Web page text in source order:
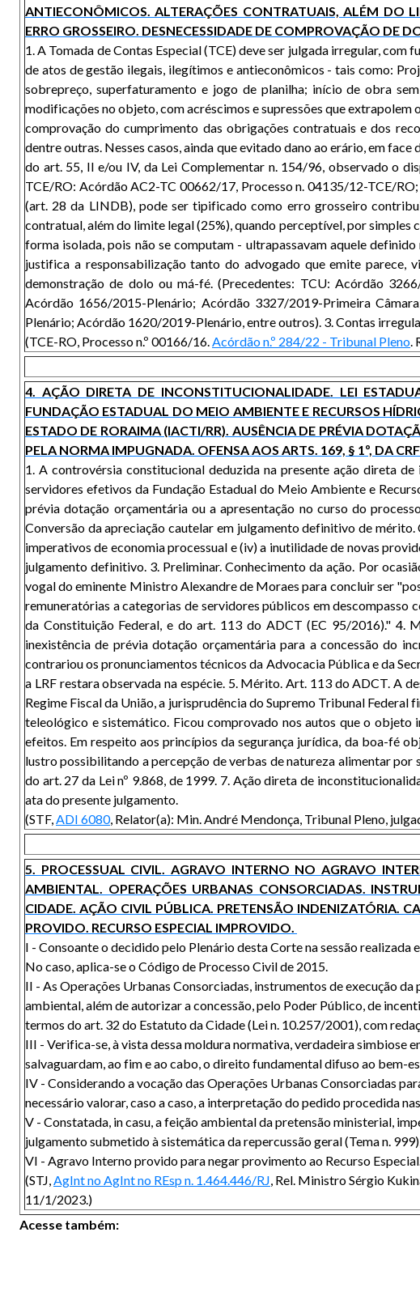
ANTIECONÔMICOS. ALTERAÇÕES CONTRATUAIS, ALÉM DO
ERRO GROSSEIRO. DESNECESSIDADE DE COMPROVAÇÃO DE
1. A Tomada de Contas Especial (TCE) deve ser julgada irregular,
de atos de gestão ilegais, ilegítimos e antieconômicos - tais como:
sobrepreço, superfaturamento e jogo de planilha; início de obra
modificações no objeto, com acréscimos e supressões que
comprovação do cumprimento das obrigações contratuais e dos
dentre outras. Nesses casos, ainda que evitado dano ao erário, em
do art. 55, II e/ou IV, da Lei Complementar n. 154/96, observado o
TCE/RO: Acórdão AC2-TC 00662/17, Processo n. 04135/12-TCE/
(art. 28 da LINDB), pode ser tipificado como erro grosseiro
contratual, além do limite legal (25%), quando perceptível, por simples
forma isolada, pois não se computam - ultrapassavam aquele
justifica a responsabilização tanto do advogado que emite parece,
demonstração de dolo ou má-fé. (Precedentes: TCU: Acórdão
Acórdão 1656/2015-Plenário; Acórdão 3327/2019-Primeira
Plenário; Acórdão 1620/2019-Plenário, entre outros). 3. Contas
(TCE-RO, Processo n.º 00166/16.Acórdão n.º 284/22 - Tribunal Pleno.
4. AÇÃO DIRETA DE INCONSTITUCIONALIDADE. LEI
FUNDAÇÃO ESTADUAL DO MEIO AMBIENTE E RECURSOS
ESTADO DE RORAIMA (IACTI/RR). AUSÊNCIA DE PRÉVIA
PELA NORMA IMPUGNADA. OFENSA AOS ARTS. 169, § 1º, DA
1. A controvérsia constitucional deduzida na presente ação direta
servidores efetivos da Fundação Estadual do Meio Ambiente e
prévia dotação orçamentária ou a apresentação no curso do
Conversão da apreciação cautelar em julgamento definitivo de
imperativos de economia processual e (iv) a inutilidade de novas
julgamento definitivo. 3. Preliminar. Conhecimento da ação. Por
vogal do eminente Ministro Alexandre de Moraes para concluir ser
remuneratórias a categorias de servidores públicos em descompasso
da Constituição Federal, e do art. 113 do ADCT (EC 95/2016)." 4.
inexistência de prévia dotação orçamentária para a concessão do
contrariou os pronunciamentos técnicos da Advocacia Pública e da
a LRF restara observada na espécie. 5. Mérito. Art. 113 do ADCT. A
Regime Fiscal da União, a jurisprudência do Supremo Tribunal
teleológico e sistemático. Ficou comprovado nos autos que o
efeitos. Em respeito aos princípios da segurança jurídica, da boa-fé
lustro possibilitando a percepção de verbas de natureza alimentar
do art. 27 da Lei nº 9.868, de 1999. 7. Ação direta de
ata do presente julgamento.
(STF,ADI 6080, Relator(a): Min. André Mendonça, Tribunal Pleno,
5. PROCESSUAL CIVIL. AGRAVO INTERNO NO AGRAVO
AMBIENTAL. OPERAÇÕES URBANAS CONSORCIADAS.
CIDADE. AÇÃO CIVIL PÚBLICA. PRETENSÃO INDENIZATÓRIA.
PROVIDO. RECURSO ESPECIAL IMPROVIDO.
I - Consoante o decidido pelo Plenário desta Corte na sessão
No caso, aplica-se o Código de Processo Civil de 2015.
II - As Operações Urbanas Consorciadas, instrumentos de execução
ambiental, além de autorizar a concessão, pelo Poder Público, de
termos do art. 32 do Estatuto da Cidade (Lei n. 10.257/2001), com
III - Verifica-se, à vista dessa moldura normativa, verdadeira
salvaguardam, ao fim e ao cabo, o direito fundamental difuso ao bem-
IV - Considerando a vocação das Operações Urbanas Consorciadas
necessário valorar, caso a caso, a interpretação do pedido procedida
V - Constatada, in casu, a feição ambiental da pretensão ministerial,
julgamento submetido à sistemática da repercussão geral (Tema n.
VI - Agravo Interno provido para negar provimento ao Recurso
(STJ,AgInt no AgInt no REsp n. 1.464.446/RJ, Rel. Ministro Sérgio
11/1/2023.)
Acesse também: